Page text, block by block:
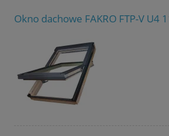
Okno dachowe FAKRO FTP-V U4